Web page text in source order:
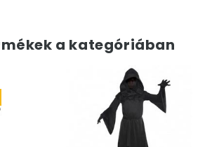
a kategóriában